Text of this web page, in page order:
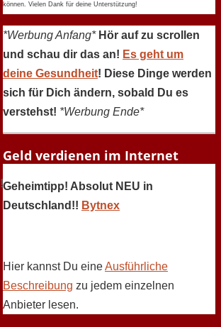
!
können. Vielen Dank für deine Unterstützung!
*Werbung Anfang* Hör auf zu scrollen
und schau dir das an! Es geht um
deine Gesundheit! Diese Dinge werden
sich für Dich ändern, sobald Du es
verstehst! *Werbung Ende*
Geld verdienen im Internet
Geheimtipp! Absolut NEU in
Deutschland!! Bytnex
Hier kannst Du eineAusführliche
Beschreibung zu jedem einzelnen
Anbieter lesen.